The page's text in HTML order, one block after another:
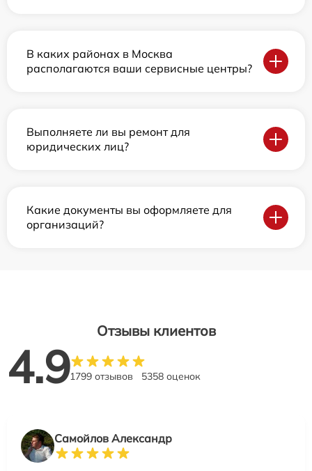
В каких районах в Москва
располагаются ваши сервисные центры?
Выполняете ли вы ремонт для
юридических лиц?
Какие документы вы оформляете для
организаций?
Отзывы клиентов
4.91799 отзывов 5358 оценок
Самойлов Александр